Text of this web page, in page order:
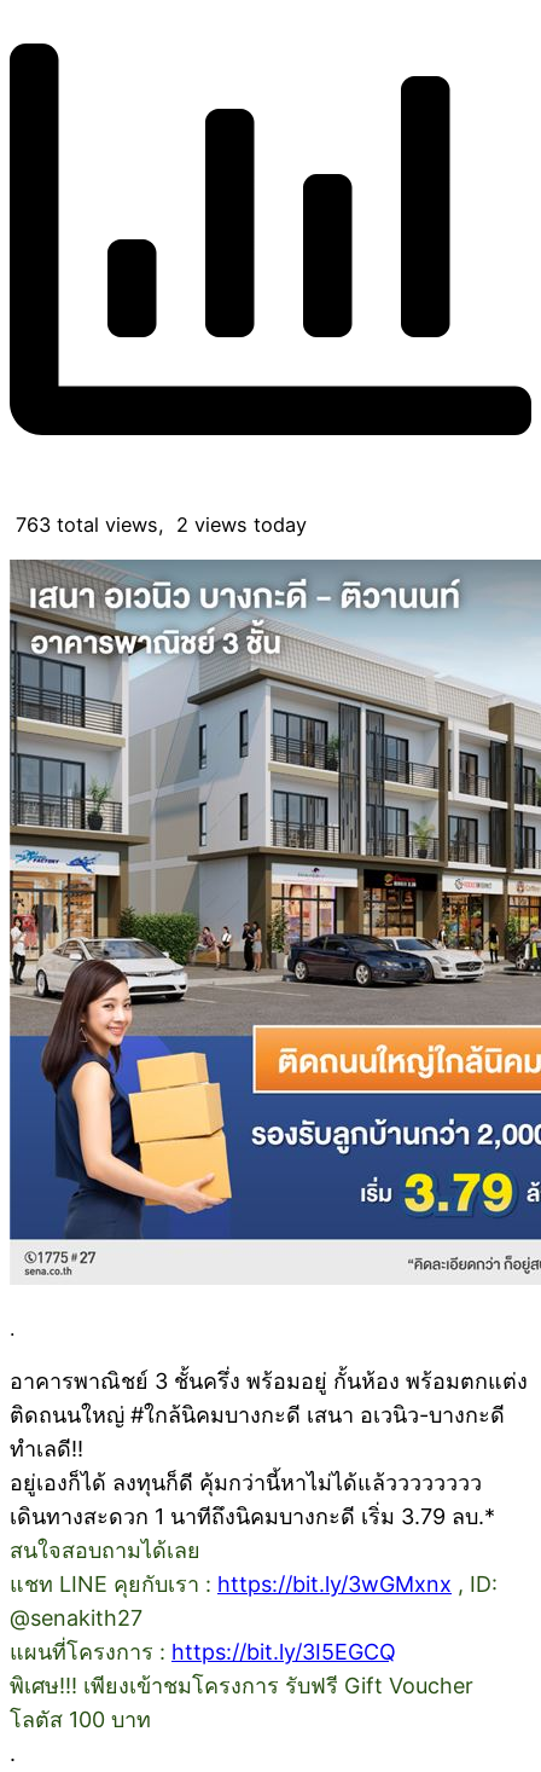
763 total views, 2 views today
.
อาคารพาณิชย์ 3 ชั้นครึ่ง พร้อมอยู่ กั้นห้อง พร้อมตกแต่ง
ติดถนนใหญ่ #ใกล้นิคมบางกะดี เสนา อเวนิว-บางกะดี
ทำเลดี‼
อยู่เองก็ได้ ลงทุนก็ดี คุ้มกว่านี้หาไม่ได้แล้วววววววว
เดินทางสะดวก 1 นาทีถึงนิคมบางกะดี เริ่ม 3.79 ลบ.*
สนใจสอบถามได้เลย
แชท LINE คุยกับเรา : https://bit.ly/3wGMxnx , ID:
@senakith27
แผนที่โครงการ : https://bit.ly/3I5EGCQ
พิเศษ!!! เพียงเข้าชมโครงการ รับฟรี Gift Voucher
โลตัส 100 บาท
.